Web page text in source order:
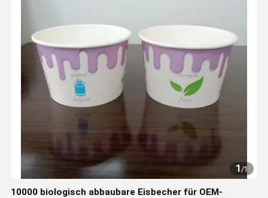
1/1
10000 biologisch abbaubare Eisbecher für OEM-